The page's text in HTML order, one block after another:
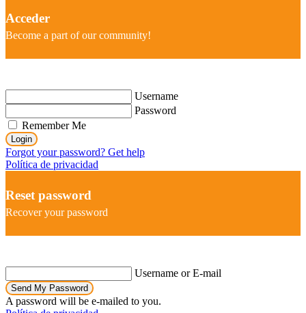
Acceder
Become a part of our community!
Username
Password
Remember Me
Login
Forgot your password? Get help
Política de privacidad
Reset password
Recover your password
Username or E-mail
Send My Password
A password will be e-mailed to you.